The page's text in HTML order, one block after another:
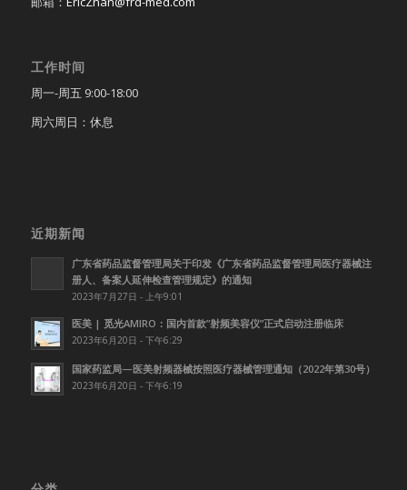
工作时间
周一-周五 9:00-18:00
周六周日：休息
近期新闻
广东省药品监督管理局关于印发《广东省药品监督管理局医疗器械注
册人、备案人延伸检查管理规定》的通知
2023年7月27日 - 上午9:01
医美 | 觅光AMIRO：国内首款”射频美容仪”正式启动注册临床
2023年6月20日 - 下午6:29
国家药监局—医美射频器械按照医疗器械管理通知（2022年第30号）
2023年6月20日 - 下午6:19